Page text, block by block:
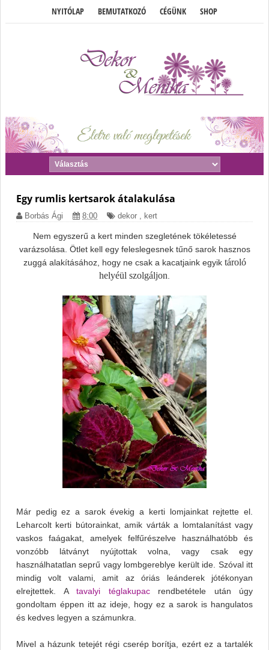
NYITÓLAP BEMUTATKOZÓ CÉGÜNK SHOP
Egy rumlis kertsarok átalakulása
Borbás Ági 8:00 dekor , kert
Nem egyszerű a kert minden szegletének tökéletessé
varázsolása. Ötlet kell egy feleslegesnek tűnő sarok hasznos
zuggá alakításához, hogy ne csak a kacatjaink egyik tároló
helyéül szolgáljon
Már pedig ez a sarok évekig a kerti lomjainkat rejtette el.
Leharcolt kerti bútorainkat, amik várták a lomtalanítást vagy
vaskos faágakat, amelyek felfűrészelve használhatóbb és
vonzóbb látványt nyújtottak volna, vagy csak egy
használhatatlan seprű vagy lombgereblye került ide. Szóval itt
mindig volt valami, amit az óriás leánderek jótékonyan
elrejtettek. A tavalyi téglakupacrendbetétele után úgy
gondoltam éppen itt az ideje, hogy ez a sarok is hangulatos
és kedves legyen a számunkra.
Mivel a házunk tetejét régi cserép borítja, ezért ez a tartalék